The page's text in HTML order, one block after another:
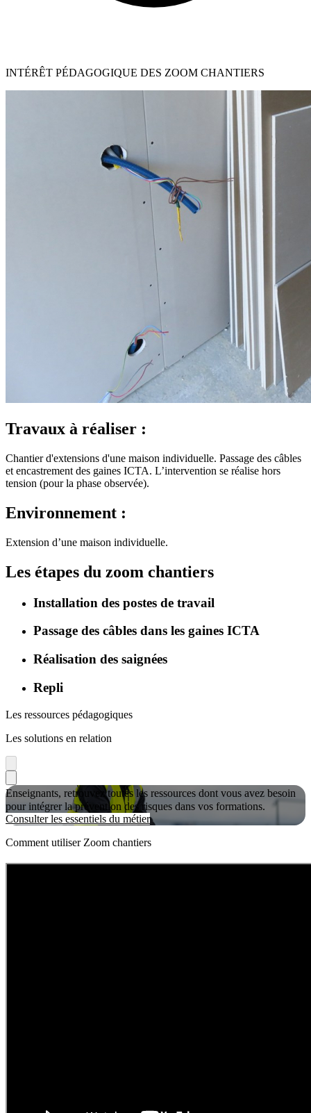
INTÉRÊT PÉDAGOGIQUE DES ZOOM CHANTIERS
Travaux à réaliser :
Chantier d'extensions d'une maison individuelle. Passage des câbles
et encastrement des gaines ICTA. L’intervention se réalise hors
tension (pour la phase observée).
Environnement :
Extension d’une maison individuelle.
Les étapes du zoom chantiers
Installation des postes de travail
Passage des câbles dans les gaines ICTA
Réalisation des saignées
Repli
Les ressources pédagogiques
Les solutions en relation
Enseignants, retrouvez toutes les ressources dont vous avez besoin
pour intégrer la prévention des risques dans vos formations.
Consulter les essentiels du métier
Comment utiliser Zoom chantiers